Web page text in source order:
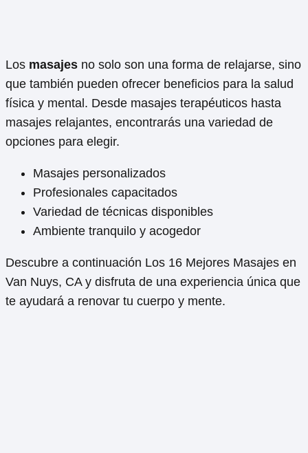
Los masajes no solo son una forma de relajarse, sino
que también pueden ofrecer beneficios para la salud
física y mental. Desde masajes terapéuticos hasta
masajes relajantes, encontrarás una variedad de
opciones para elegir.
Masajes personalizados
Profesionales capacitados
Variedad de técnicas disponibles
Ambiente tranquilo y acogedor
Descubre a continuación Los 16 Mejores Masajes en
Van Nuys, CA y disfruta de una experiencia única que
te ayudará a renovar tu cuerpo y mente.